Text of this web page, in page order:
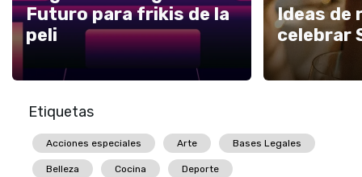
Futuro para frikis de la
peli
Ideas de
celebrar
Etiquetas
Acciones especiales Arte Bases Legales
Belleza Cocina Deporte